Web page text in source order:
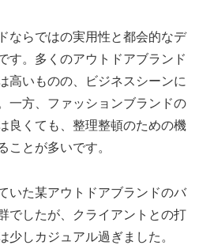
ならではの実用性と都会的なデ
す。多くのアウトドアブランド
高いものの、ビジネスシーンに
一方、ファッションブランドの
良くても、整理整頓のための機
ことが多いです。
いた某アウトドアブランドのバ
でしたが、クライアントとの打
少しカジュアル過ぎました。